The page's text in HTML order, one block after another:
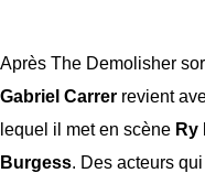
teaser est cool et très
Après The Demolisher
Gabriel Carrer revient
lequel il met en scène Ry
Burgess. Des acteurs